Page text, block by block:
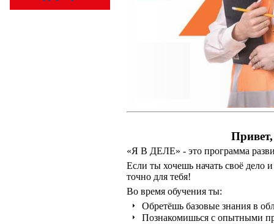
«Я В ДЕЛЕ» - это программа
Если ты хочешь начать своё дело
точно для тебя!
Во время обучения ты:
Обретёшь базовые знания в
Познакомишься с опытными